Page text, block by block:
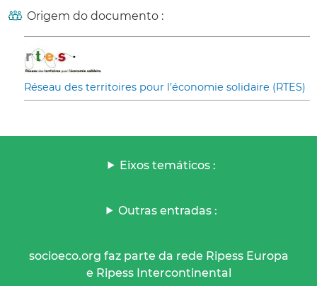
Origem do documento :
Réseau des territoires pour l’économie solidaire (RTES)
Eixos temáticos :
Outras entradas :
socioeco.org faz parte da rede Ripess Europa
e Ripess Intercontinental